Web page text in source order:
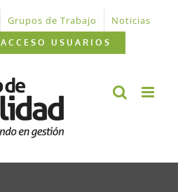
Grupos de Trabajo
Noticias
ACCESO USUARIOS